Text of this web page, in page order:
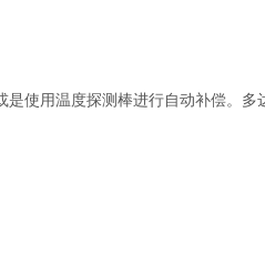
使用温度探测棒进行自动补偿。多